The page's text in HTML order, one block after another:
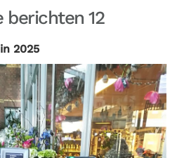
berichten 12
2025